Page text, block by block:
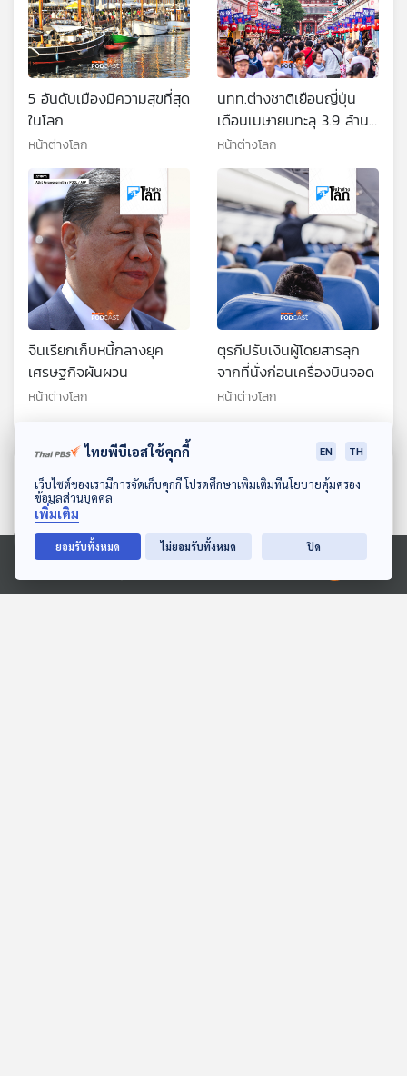
ดาวน์โหลด Thai PBS Podcast Application
Ⓒ 2020 องค์การกระจายเสียงและแพร่ภาพสาธารณะแห่งประเทศไทย
5 อันดับเมืองมีความสุขที่สุด
ในโลก
หน้าต่างโลก
นทท.ต่างชาติเยือนญี่ปุ่น
เดือนเมษายนทะลุ 3.9 ล้าน
คน
หน้าต่างโลก
จีนเรียกเก็บหนี้กลางยุค
เศรษฐกิจผันผวน
หน้าต่างโลก
ตุรกีปรับเงินผู้โดยสารลุก
จากที่นั่งก่อนเครื่องบินจอด
หน้าต่างโลก
ตอนที่เกี่ยวข้อง
ไทยพีบีเอสใช้คุกกี้ EN TH
เว็บไซต์ของเรามีการจัดเก็บคุกกี้ โปรดศึกษาเพิ่มเติมที่นโยบายคุ้มครอง
ข้อมูลส่วนบุคคล
เพิ่มเติม
ยอมรับทั้งหมด ไม่ยอมรับทั้งหมด ปิด